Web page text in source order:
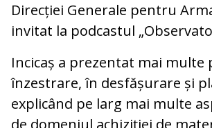
Direcției Generale pentru
invitat la podcastul
Incicaș a prezentat mai multe
înzestrare, în desfășurare și
explicând pe larg mai multe